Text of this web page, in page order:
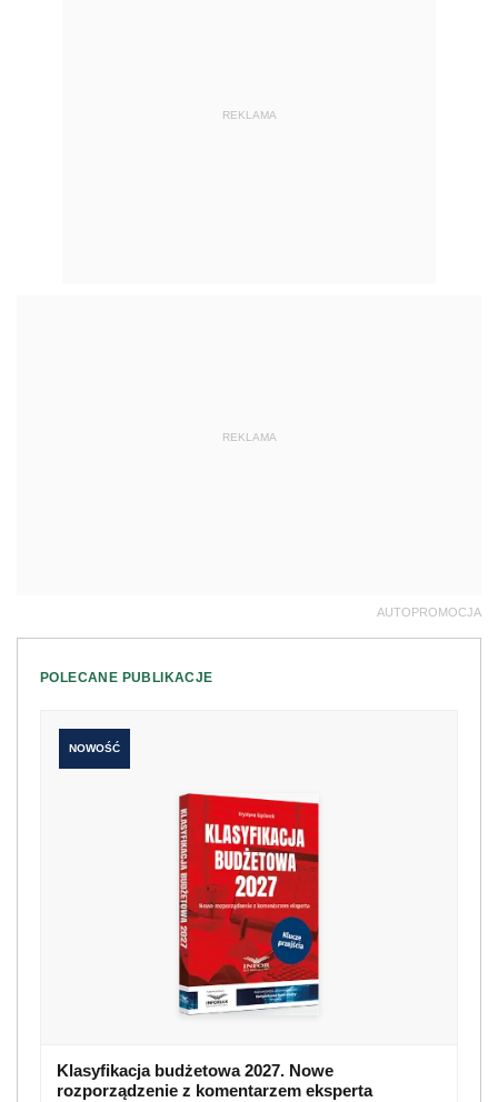
REKLAMA
REKLAMA
AUTOPROMOCJA
POLECANE PUBLIKACJE
NOWOŚĆ
Klasyfikacja budżetowa 2027. Nowe
rozporządzenie z komentarzem eksperta